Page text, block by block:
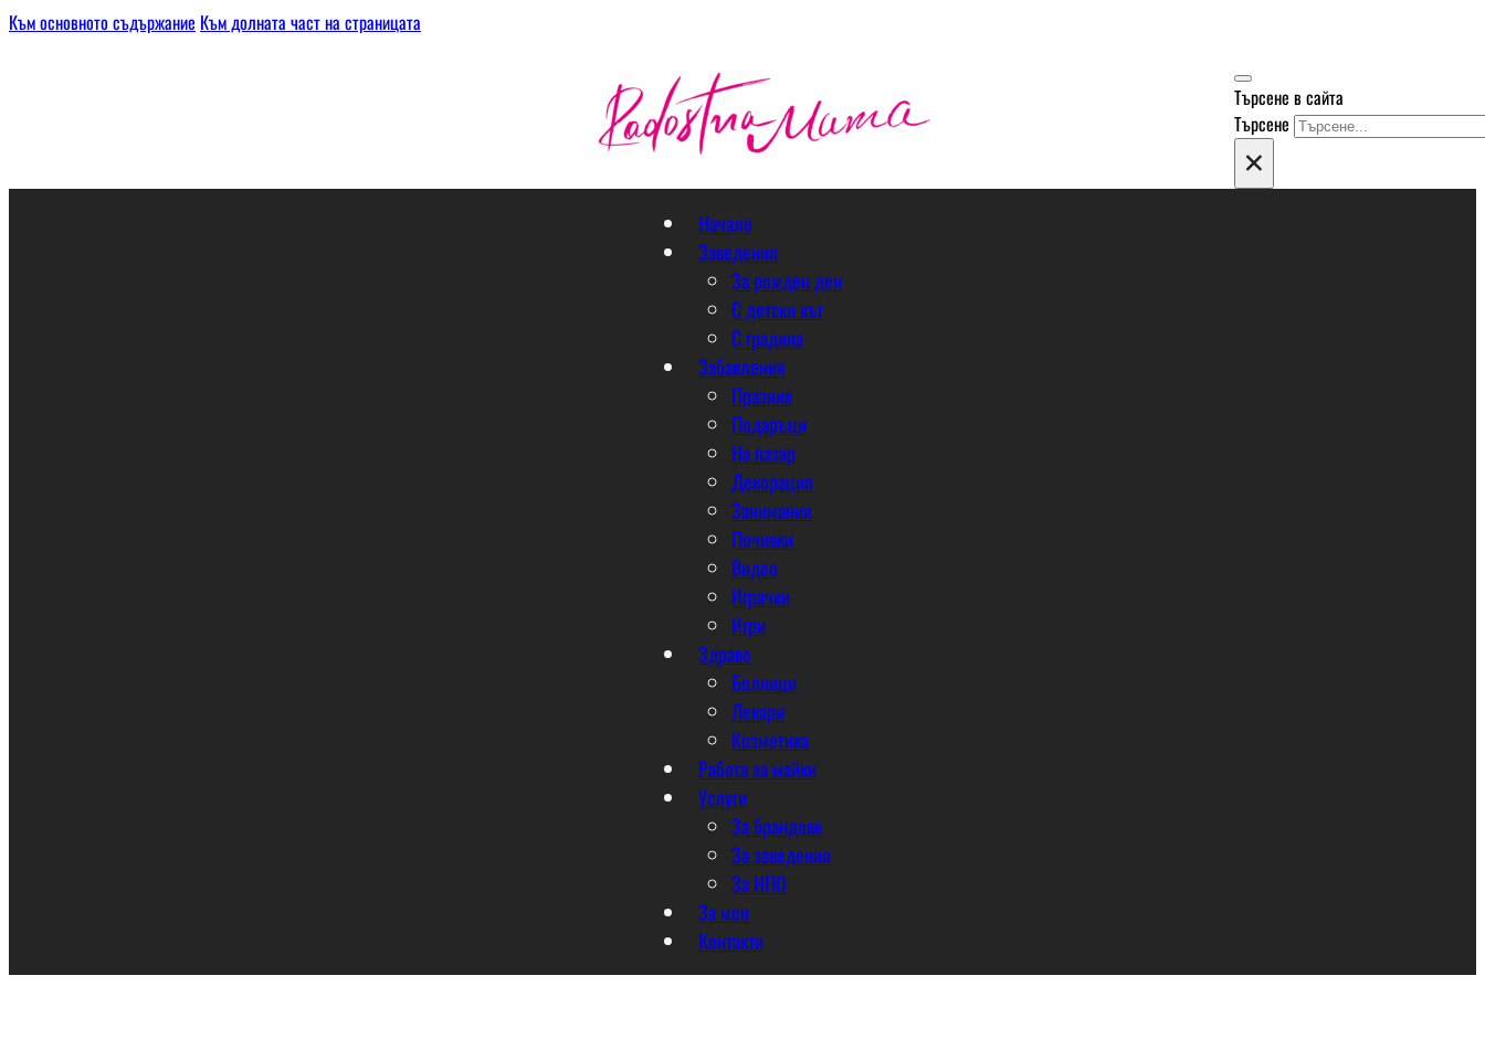
Към основното съдържание Към долната част на страницата
Търсене в сайта
Търсене
×
Начало
Заведения
За рожден ден
С детски кът
С градина
Забавления
Празник
Подаръци
На пазар
Декорация
Занимания
Почивки
Видео
Играчки
Игри
Здраве
Болници
Лекари
Козметика
Работа за майки
Услуги
За брандове
За заведения
За НПО
За мен
Контакти